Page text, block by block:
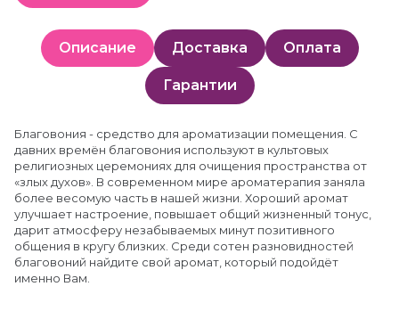
Описание Доставка Оплата
Гарантии
Благовония - средство для ароматизации помещения. С
давних времён благовония используют в культовых
религиозных церемониях для очищения пространства от
«злых духов». В современном мире ароматерапия заняла
более весомую часть в нашей жизни. Хороший аромат
улучшает настроение, повышает общий жизненный тонус,
дарит атмосферу незабываемых минут позитивного
общения в кругу близких. Среди сотен разновидностей
благовоний найдите свой аромат, который подойдёт
именно Вам.